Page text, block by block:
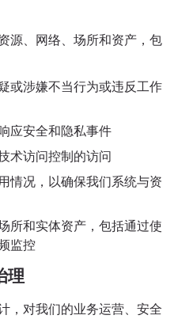
源、网络、场所和资产，包
或涉嫌不当行为或违反工作
应安全和隐私事件
术访问控制的访问
情况，以确保我们系统与资
所和实体资产，包括通过使
监控
理
，对我们的业务运营、安全